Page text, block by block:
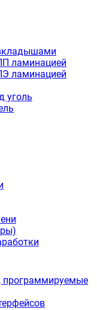
ламинацией
ламинацией
уголь
программируемые